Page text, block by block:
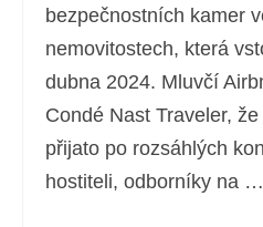
bezpečnostních kamer
nemovitostech, která
dubna 2024. Mluvčí
Condé Nast Traveler,
přijato po rozsáhlých
hostiteli, odborníky na …